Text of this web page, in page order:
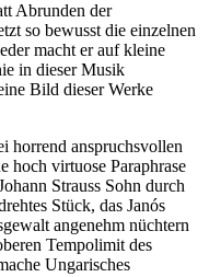
Abrunden der
so bewusst die einzelnen
macht er auf kleine
in dieser Musik
Bild dieser Werke
horrend anspruchsvollen
hoch virtuose Paraphrase
Strauss Sohn durch
Stück, das Janós
angenehm nüchtern
Tempolimit des
Ungarisches